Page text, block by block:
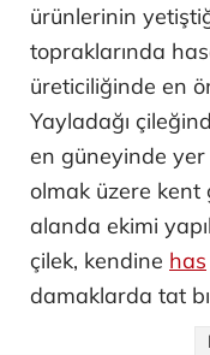
ürünlerinin
topraklarında
üreticiliğinde en
Yayladağı
en güneyinde yer
olmak üzere
alanda ekimi
çilek, kendine has
damaklarda tat